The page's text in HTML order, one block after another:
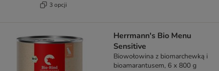
3 opcji
Herrmann's Bio Menu
Sensitive
Biowołowina z biomarchewką i
bioamarantusem, 6 x 800 g